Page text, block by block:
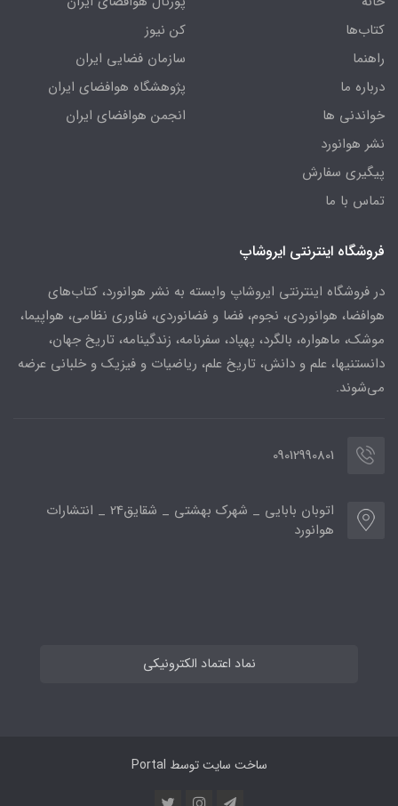
کتاب‌ها
راهنما
درباره ما
خواندنی ها
نشر هوانورد
پیگیری سفارش
تماس با ما
کن نیوز
سازمان فضایی ایران
پژوهشگاه هوافضای ایران
انجمن هوافضای ایران
فروشگاه اینترنتی ایروشاپ
در فروشگاه اینترنتی ایروشاپ وابسته به نشر هوانورد، کتاب‌های
هوافضا، هوانوردی، نجوم، فضا و فضانوردی، فناوری نظامی، هواپیما،
موشک، ماهواره، بالگرد، پهپاد، سفرنامه، زندگینامه، تاریخ جهان،
دانستنیها، علم و دانش، تاریخ علم، ریاضیات و فیزیک و خلبانی عرضه
می‌شوند.
09012990801
اتوبان بابایی _ شهرک بهشتی _ شقایق24 _ انتشارات
هوانورد
نماد اعتماد الکترونیکی
ساخت سایت توسط Portal